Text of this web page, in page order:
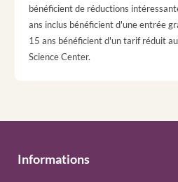
bénéficient de réductions
ans inclus bénéficient d'une entrée
15 ans bénéficient d'un tarif réduit
Science Center.
Informations